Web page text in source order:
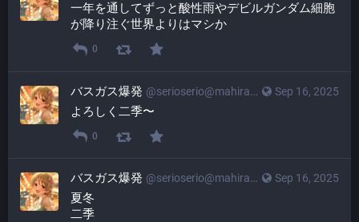
一年を通してずっと酸性雨やデビルガンダム細胞
が降り注ぐ世界よりはマシか
0
Sep 16, 2025
バスガス爆発 @serioserio@mahiradon.com
よろしく二季〜
0
Sep 16, 2025
バスガス爆発 @serioserio@mahiradon.com
夏冬
二季